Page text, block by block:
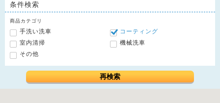
条件検索
商品カテゴリ
手洗い洗車
コーティング
室内清掃
機械洗車
その他
再検索